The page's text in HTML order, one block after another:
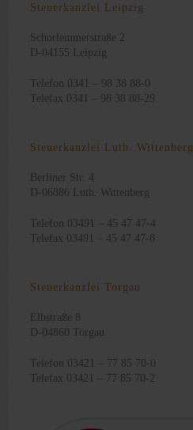
Steuerkanzlei Leipzig
Schorlemmerstraße 2
D-04155 Leipzig
Telefon 0341 – 98 38 88-0
Telefax 0341 – 98 38 88-29
Steuerkanzlei Luth. Wittenberg
Berliner Str. 4
D-06886 Luth. Wittenberg
Telefon 03491 – 45 47 47-4
Telefax 03491 – 45 47 47-8
Steuerkanzlei Torgau
Elbstraße 8
D-04860 Torgau
Telefon 03421 – 77 85 70-0
Telefax 03421 – 77 85 70-2